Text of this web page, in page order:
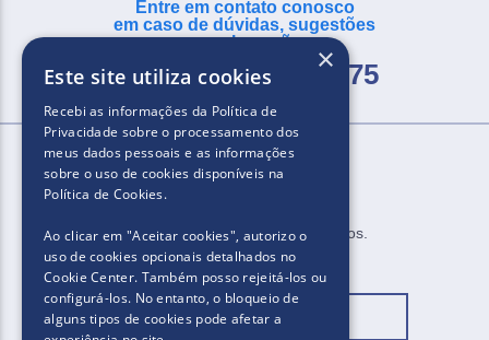
Entre em contato conosco
em caso de dúvidas, sugestões
ou reclamações
SAC - 0800 055 2875
2025.​​ Todos os direitos reservados.
Mudar localização
×
Este site utiliza cookies
Recebi as informações da Política de
Privacidade sobre o processamento dos
meus dados pessoais e as informações
sobre o uso de cookies disponíveis na
Política de Cookies.
Ao clicar em "Aceitar cookies", autorizo ​​o
uso de cookies opcionais detalhados no
Cookie Center. Também posso rejeitá-los ou
configurá-los. No entanto, o bloqueio de
alguns tipos de cookies pode afetar a